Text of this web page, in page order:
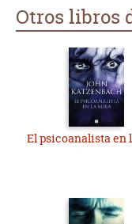
Otros libros
El psicoanalista en